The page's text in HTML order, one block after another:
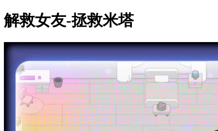
解救女友-拯救米塔